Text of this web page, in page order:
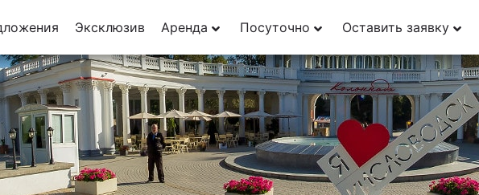
Эксклюзив Аренда Посуточно Оставить заявку